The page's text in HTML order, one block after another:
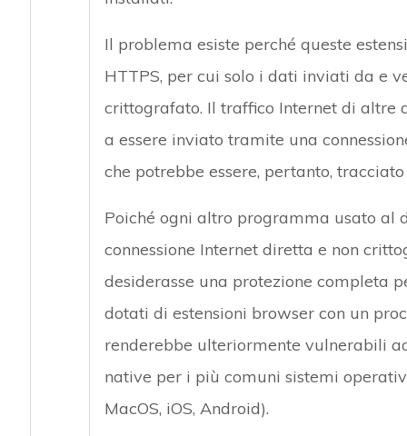
Il problema esiste perché queste
HTTPS, per cui solo i dati inviati da e
crittografato. Il traffico Internet di altre
a essere inviato tramite una
che potrebbe essere, pertanto,
Poiché ogni altro programma usato al
connessione Internet diretta e non
desiderasse una protezione completa
dotati di estensioni browser con un
renderebbe ulteriormente vulnerabili
native per i più comuni sistemi
MacOS, iOS, Android).